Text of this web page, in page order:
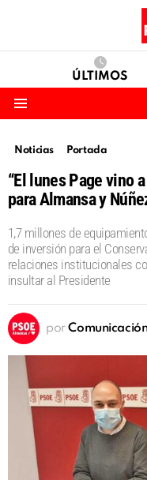
ÚLTIMOS
Noticias Portada
“El lunes Page vino
para Almansa y
1,7 millones de
de inversión para el
relaciones institucionales
insultar al Presidente
por